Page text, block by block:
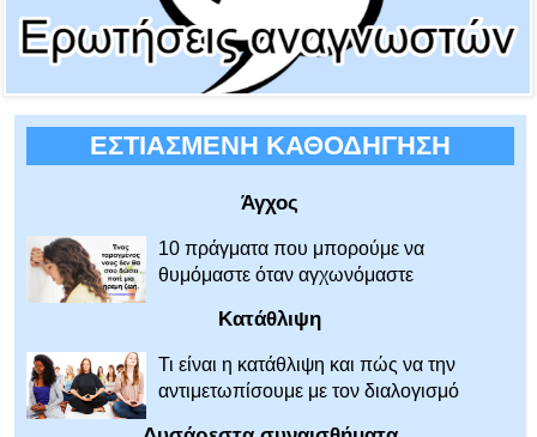
ΕΣΤΙΑΣΜΕΝΗ ΚΑΘΟΔΗΓΗΣΗ
Άγχος
10 πράγματα που μπορούμε να
θυμόμαστε όταν αγχωνόμαστε
Κατάθλιψη
Τι είναι η κατάθλιψη και πώς να την
αντιμετωπίσουμε με τον διαλογισμό